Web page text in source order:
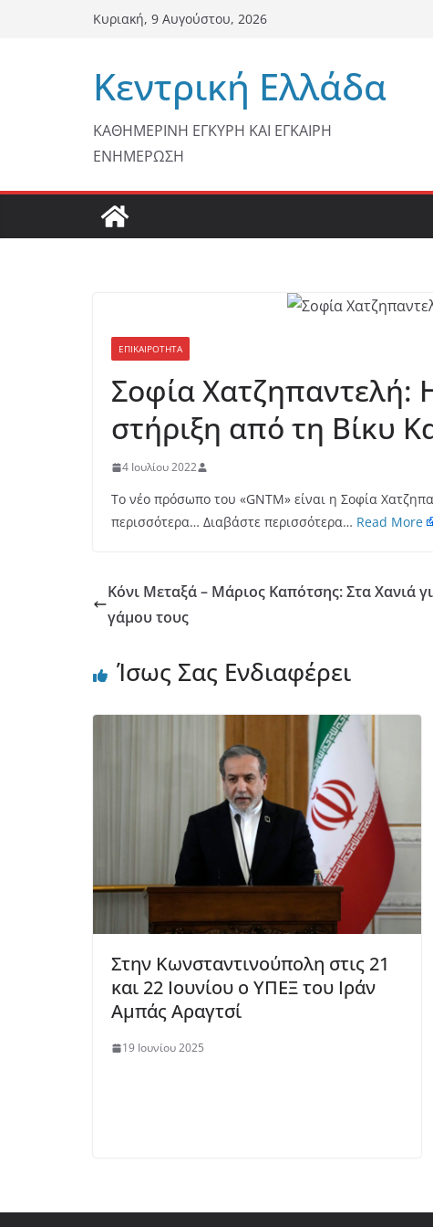
Κυριακή, 9 Αυγούστου, 2026
Κεντρική Ελλάδα
ΚΑΘΗΜΕΡΙΝΗ ΕΓΚΥΡΗ ΚΑΙ ΕΓΚΑΙΡΗ
ΕΝΗΜΕΡΩΣΗ
ΕΠΙΚΑΙΡΟΤΗΤΑ
Σοφία Χατζηπαντελή:
στήριξη από τη Βίκυ
4 Ιουλίου 2022
Το νέο πρόσωπο του «GNTM» είναι η Σοφία
περισσότερα… Διαβάστε περισσότερα… Read More
Κόνι Μεταξά – Μάριος Καπότσης: Στα Χανιά
γάμου τους
Ίσως Σας Ενδιαφέρει
Στην Κωνσταντινούπολη στις 21
και 22 Ιουνίου ο ΥΠΕΞ του Ιράν
Αμπάς Αραγτσί
19 Ιουνίου 2025